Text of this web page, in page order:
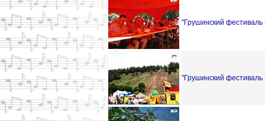
"Грушинский фестиваль
"Грушинский фестиваль